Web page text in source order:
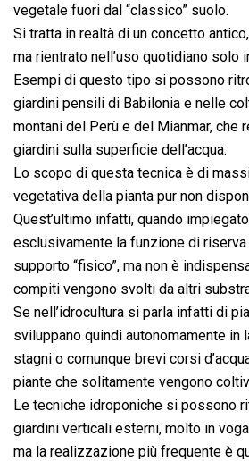
vegetale fuori dal “classico” suolo.
Si tratta in realtà di un concetto
ma rientrato nell’uso quotidiano solo
Esempi di questo tipo si possono
giardini pensili di Babilonia e nelle
montani del Perù e del Mianmar, che
giardini sulla superficie dell’acqua.
Lo scopo di questa tecnica è di
vegetativa della pianta pur non
Quest’ultimo infatti, quando
esclusivamente la funzione di
supporto “fisico”, ma non è
compiti vengono svolti da altri
Se nell’idrocultura si parla infatti di
sviluppano quindi autonomamente in
stagni o comunque brevi corsi
piante che solitamente vengono
Le tecniche idroponiche si possono
giardini verticali esterni, molto in
ma la realizzazione più frequente è